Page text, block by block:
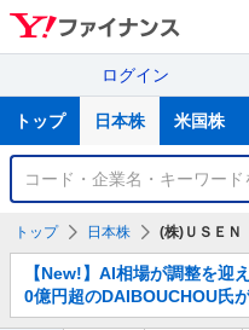
ログイン
サ
トップ 日本株 米国株
銘
検
トップ 日本株 (株)ＵＳＥＮ
知
ら
【New!】AI相場が調整を迎
0億円超のDAIBOUCHOU氏